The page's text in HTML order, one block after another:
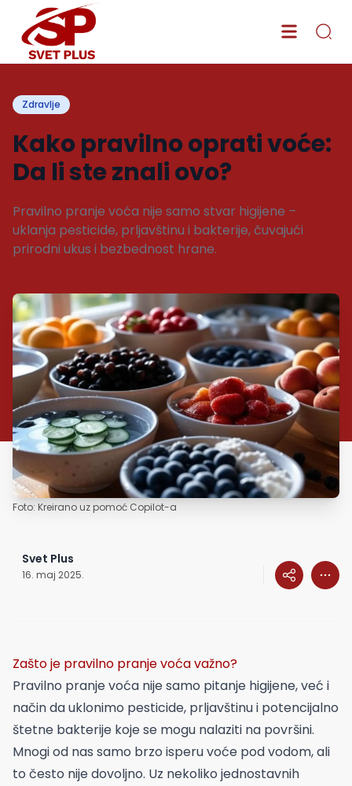
Zdravlje
Kako pravilno oprati voće:
Da li ste znali ovo?
Pravilno pranje voća nije samo stvar higijene –
uklanja pesticide, prljavštinu i bakterije, čuvajući
prirodni ukus i bezbednost hrane.
Foto: Kreirano uz pomoć Copilot-a
Svet Plus
16. maj 2025.
Zašto je pravilno pranje voća važno?
Pravilno pranje voća nije samo pitanje higijene, već i
način da uklonimo pesticide, prljavštinu i potencijalno
štetne bakterije koje se mogu nalaziti na površini.
Mnogi od nas samo brzo isperu voće pod vodom, ali
to često nije dovoljno. Uz nekoliko jednostavnih